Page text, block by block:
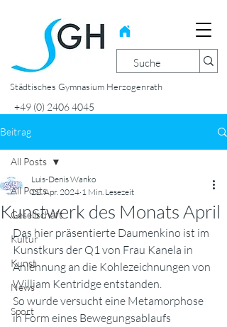
Städtisches Gymnasium Herzogenrath
+49 (0) 2406 4045
Beitrag
All Posts
Gesellschaft
Kultur
Kunst
News
Sport
All Posts
Kunstwerk des Monats April
Luis-Denis Wanko
22. Apr. 2024 1 Min. Lesezeit
Das hier präsentierte Daumenkino ist im
Kunstkurs der Q1 von Frau Kanela in
Anlehnung an die Kohlezeichnungen von
William Kentridge entstanden.
So wurde versucht eine Metamorphose
in Form eines Bewegungsablaufs